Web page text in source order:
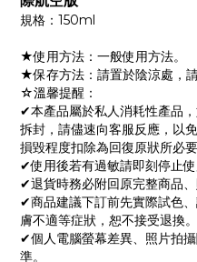
規格：150ml
★使用方法：一般使用方法。
★保存方法：請置於陰涼處，
☆溫馨提醒：
✔本產品屬於私人消耗性產品
拆封，請儘速向客服反應，以
損毀程度扣除為回復原狀所必
✔使用後若有過敏請即刻停止
✔退貨時務必附回原完整商品
✔商品建議下訂前先實際試色
膚不適等症狀，恕不接受退換。
✔個人電腦螢幕差異、照片拍
準。